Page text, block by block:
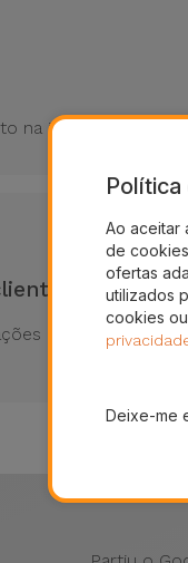
na iServices tem 2
no Trustpilot
Política
Ao aceitar
de
ofertas
utilizados
cookies
Deixe-me